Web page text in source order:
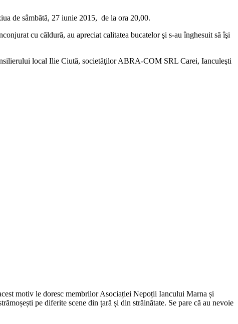
de sâmbătă, 27 iunie 2015, de la ora 20,00.
cu căldură, au apreciat calitatea bucatelor şi s-au înghesuit să îşi
local Ilie Ciută, societăţilor ABRA-COM SRL Carei, Ianculeşti
motiv le doresc membrilor Asociației Nepoții Iancului Marna și
pe diferite scene din țară și din străinătate. Se pare că au nevoie